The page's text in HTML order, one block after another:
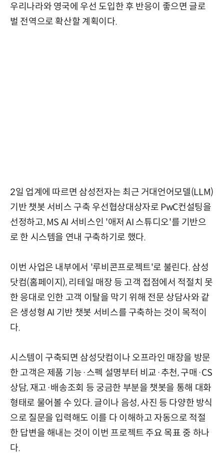
우리나라와 영국에 우선 도입한 후 반응이 좋으면 글로
벌 전역으로 확산할 계획이다.
2일 업계에 따르면 삼성전자는 최근 거대언어모델(LLM)
기반 챗봇 서비스 구축 우선협상대상자로 PwC컨설팅을
선정하고, MS AI 서비스인 '애저 AI 스튜디오'를 기반으
로 한 시스템을 연내 구축하기로 했다.
이번 사업은 내부에서 '루비콘프로젝트'로 불린다. 삼성
닷컴(홈페이지), 리테일 매장 등 고객 접점에서 적절치 못
한 응대로 인한 고객 이탈을 막기 위해 전문 상담사와 같
은 생성형 AI 기반 챗봇 서비스를 구축하는 것이 목적이
다.
시스템이 구축되면 삼성닷컴이나 오프라인 매장을 방문
한 고객은 제품 기능·스펙 설명부터 비교·추천, 구매·CS
상담, 재고·배송조회 등 궁금한 부분을 챗봇을 통해 대화
형태로 물어볼 수 있다. 글이나 음성, 사진 등 다양한 방식
으로 질문을 입력해도 이를 다 이해하고 자동으로 적절
한 답변을 해내는 것이 이번 프로젝트 주요 목표 중 하나
다.